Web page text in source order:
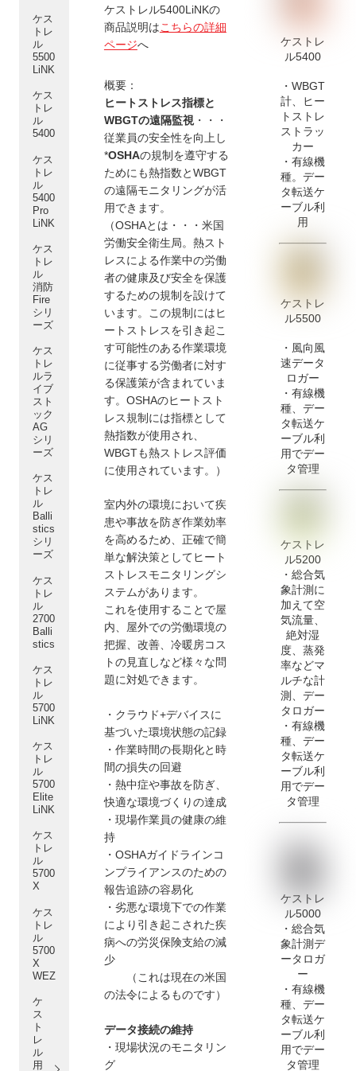
ケス
トレ
ル
5500
LiNK
ケス
トレ
ル
5400
ケス
トレ
ル
5400
Pro
LiNK
ケス
トレ
ル
消防
Fire
シリ
ーズ
ケス
トレ
ルラ
イブ
スト
ック
AG
シリ
ーズ
ケス
トレ
ル
Balli
stics
シリ
ーズ
ケス
トレ
ル
2700
Balli
stics
ケス
トレ
ル
5700
LiNK
ケス
トレ
ル
5700
Elite
LiNK
ケス
トレ
ル
5700
X
ケス
トレ
ル
5700
X
WEZ
ケ
ス
ト
レ
ル
用
ケストレル5400LiNKの
商品説明はこちらの詳細
ページへ
概要：
ヒートストレス指標と
WBGTの遠隔監視・・・
従業員の安全性を向上し
*OSHAの規制を遵守する
ためにも熱指数とWBGT
の遠隔モニタリングが活
用できます。
（OSHAとは・・・米国
労働安全衛生局。熱スト
レスによる作業中の労働
者の健康及び安全を保護
するための規制を設けて
います。この規制にはヒ
ートストレスを引き起こ
す可能性のある作業環境
に従事する労働者に対す
る保護策が含まれていま
す。OSHAのヒートスト
レス規制には指標として
熱指数が使用され、
WBGTも熱ストレス評価
に使用されています。）
室内外の環境において疾
患や事故を防ぎ作業効率
を高めるため、正確で簡
単な解決策としてヒート
ストレスモニタリングシ
ステムがあります。
これを使用することで屋
内、屋外での労働環境の
把握、改善、冷暖房コス
トの見直しなど様々な問
題に対処できます。
・クラウド+デバイスに
基づいた環境状態の記録
・作業時間の長期化と時
間の損失の回避
・熱中症や事故を防ぎ、
快適な環境づくりの達成
・現場作業員の健康の維
持
・OSHAガイドラインコ
ンプライアンスのための
報告追跡の容易化
・劣悪な環境下での作業
により引き起こされた疾
病への労災保険支給の減
少
（これは現在の米国
の法令によるものです）
データ接続の維持
・現場状況のモニタリン
グ
ケストレ
ル5400
・WBGT
計、ヒー
トストレ
ストラッ
カー
・有線機
種。デー
タ転送ケ
ーブル利
用
ケストレ
ル5500
・風向風
速データ
ロガー
・有線機
種、デー
タ転送ケ
ーブル利
用でデー
タ管理
ケストレ
ル5200
・総合気
象計測に
加えて空
気流量、
絶対湿
度、蒸発
率などマ
ルチな計
測、デー
タロガー
・有線機
種、デー
タ転送ケ
ーブル利
用でデー
タ管理
ケストレ
ル5000
・総合気
象計測デ
ータロガ
ー
・有線機
種、デー
タ転送ケ
ーブル利
用でデー
タ管理